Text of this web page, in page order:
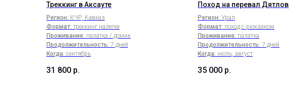
Треккинг в Аксауте
Регион: КЧР, Кавказ
Формат: треккинг налегке
Проживание: палатка / домик
Продолжительность: 7 дней
Когда: сентябрь
31 800 р.
Поход на перевал
Регион: Урал
Формат: поход с рюкзаком
Проживание: палатка
Продолжительность: 7 дней
Когда: июль, август
35 000 р.